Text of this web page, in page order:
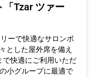
Tzar ツァー
ーで快適なサロンボ
とした屋外席を備え
快適にご利用いただ
小グループに最適で